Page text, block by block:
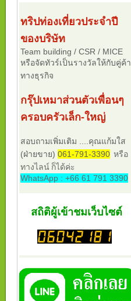
ทริปท่องเที่ยวประจำปี
ของบริษัท
Team building / CSR / MICE
หรือจัดทัวร์เป็นรางวัลให้กับคู่ค้า
ทางธุรกิจ
กรุ๊ปเหมาส่วนตัวเพื่อนๆ
ครอบครัวเล็ก-ใหญ่
สอบถามเพิ่มเติม ....คุณแก้มใส
(ฝ่ายขาย) 061-791-3390 หรือ
ทางไลน์ ก็ได้ค่ะ
WhatsApp : +66 61 791 3390
สถิติผู้เข้าชมเว็บไซต์